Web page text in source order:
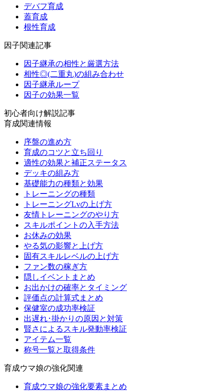
デバフ育成
蓋育成
根性育成
因子関連記事
因子継承の相性と厳選方法
相性◎(二重丸)の組み合わせ
因子継承ループ
因子の効果一覧
初心者向け解説記事
育成関連情報
序盤の進め方
育成のコツと立ち回り
適性の効果と補正ステータス
デッキの組み方
基礎能力の種類と効果
トレーニングの種類
トレーニングLvの上げ方
友情トレーニングのやり方
スキルポイントの入手方法
お休みの効果
やる気の影響と上げ方
固有スキルレベルの上げ方
ファン数の稼ぎ方
隠しイベントまとめ
お出かけの確率とタイミング
評価点の計算式まとめ
保健室の成功率検証
出遅れ･掛かりの原因と対策
賢さによるスキル発動率検証
アイテム一覧
称号一覧と取得条件
育成ウマ娘の強化関連
育成ウマ娘の強化要素まとめ